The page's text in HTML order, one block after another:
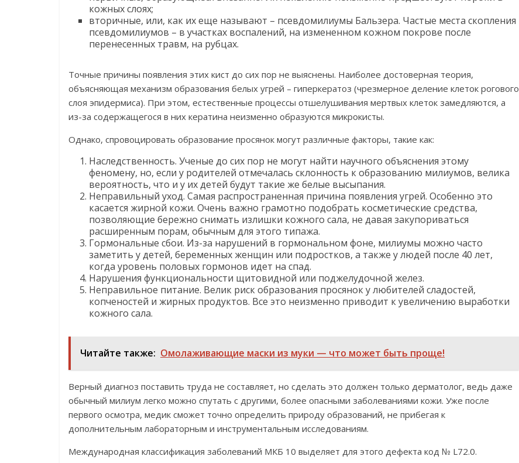
кожных слоях;
вторичные, или, как их еще называют – псевдомилиумы Бальзера. Частые места скопления
псевдомилиумов – в участках воспалений, на измененном кожном покрове после
перенесенных травм, на рубцах.
Точные причины появления этих кист до сих пор не выяснены. Наиболее достоверная теория,
объясняющая механизм образования белых угрей – гиперкератоз (чрезмерное деление клеток рогового
слоя эпидермиса). При этом, естественные процессы отшелушивания мертвых клеток замедляются, а
из-за содержащегося в них кератина неизменно образуются микрокисты.
Однако, спровоцировать образование просянок могут различные факторы, такие как:
Наследственность. Ученые до сих пор не могут найти научного объяснения этому
феномену, но, если у родителей отмечалась склонность к образованию милиумов, велика
вероятность, что и у их детей будут такие же белые высыпания.
Неправильный уход. Самая распространенная причина появления угрей. Особенно это
касается жирной кожи. Очень важно грамотно подобрать косметические средства,
позволяющие бережно снимать излишки кожного сала, не давая закупориваться
расширенным порам, обычным для этого типажа.
Гормональные сбои. Из-за нарушений в гормональном фоне, милиумы можно часто
заметить у детей, беременных женщин или подростков, а также у людей после 40 лет,
когда уровень половых гормонов идет на спад.
Нарушения функциональности щитовидной или поджелудочной желез.
Неправильное питание. Велик риск образования просянок у любителей сладостей,
копченостей и жирных продуктов. Все это неизменно приводит к увеличению выработки
кожного сала.
Читайте также: Омолаживающие маски из муки — что может быть проще!
Верный диагноз поставить труда не составляет, но сделать это должен только дерматолог, ведь даже
обычный милиум легко можно спутать с другими, более опасными заболеваниями кожи. Уже после
первого осмотра, медик сможет точно определить природу образований, не прибегая к
дополнительным лабораторным и инструментальным исследованиям.
Международная классификация заболеваний МКБ 10 выделяет для этого дефекта код № L72.0.